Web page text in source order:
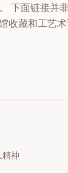
下面链接并
收藏和工艺术
神